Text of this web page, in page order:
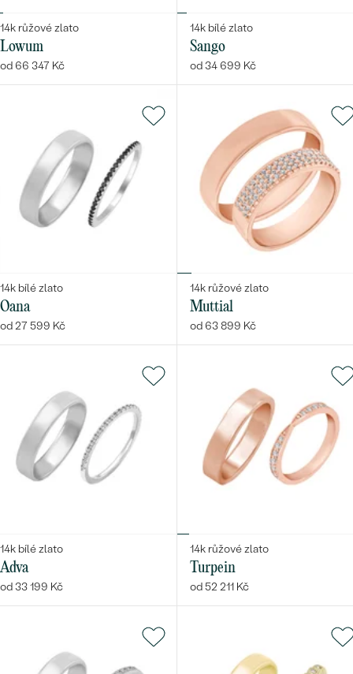
14k růžové zlato
Lowum
od 66 347 Kč
14k bílé zlato
Sango
od 34 699 Kč
14k bílé zlato
Oana
od 27 599 Kč
14k růžové zlato
Muttial
od 63 899 Kč
14k bílé zlato
Adva
od 33 199 Kč
14k růžové zlato
Turpein
od 52 211 Kč